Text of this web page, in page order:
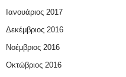
Ιανουάριος 2017
Δεκέμβριος 2016
Νοέμβριος 2016
Οκτώβριος 2016